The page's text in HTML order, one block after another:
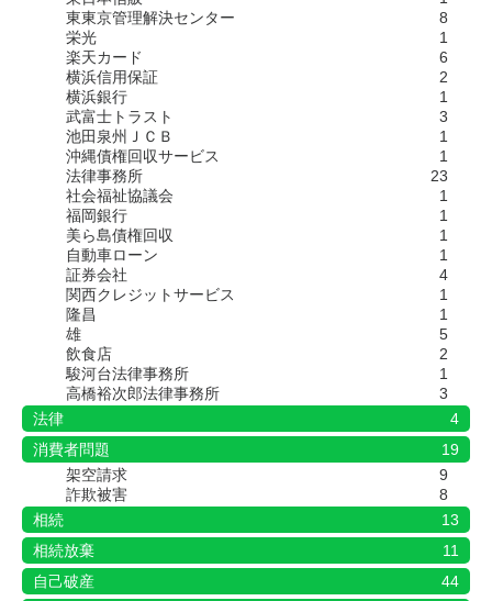
東東京管理解決センター
8
栄光
1
楽天カード
6
横浜信用保証
2
横浜銀行
1
武富士トラスト
3
池田泉州ＪＣＢ
1
沖縄債権回収サービス
1
法律事務所
23
社会福祉協議会
1
福岡銀行
1
美ら島債権回収
1
自動車ローン
1
証券会社
4
関西クレジットサービス
1
隆昌
1
雄
5
飲食店
2
駿河台法律事務所
1
高橋裕次郎法律事務所
3
法律
4
消費者問題
19
架空請求
9
詐欺被害
8
相続
13
相続放棄
11
自己破産
44